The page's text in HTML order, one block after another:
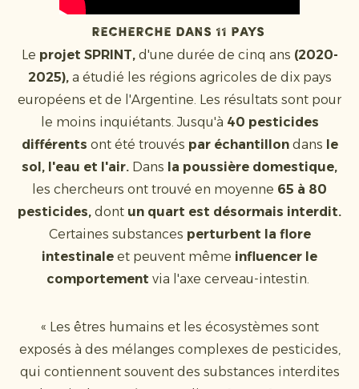
Recherche dans 11 pays
Le projet SPRINT,d'une durée de cinq ans (2020-
2025),a étudié les régions agricoles de dix pays
européens et de l'Argentine. Les résultats sont pour
le moins inquiétants. Jusqu'à 40 pesticides
différents ont été trouvés par échantillondans le
sol, l'eau et l'air. Dans la poussière domestique,
les chercheurs ont trouvé en moyenne 65 à 80
pesticides, dont un quart est désormais interdit.
Certaines substances perturbent la flore
intestinale et peuvent même influencer le
comportement via l'axe cerveau-intestin.
« Les êtres humains et les écosystèmes sont
exposés à des mélanges complexes de pesticides,
qui contiennent souvent des substances interdites